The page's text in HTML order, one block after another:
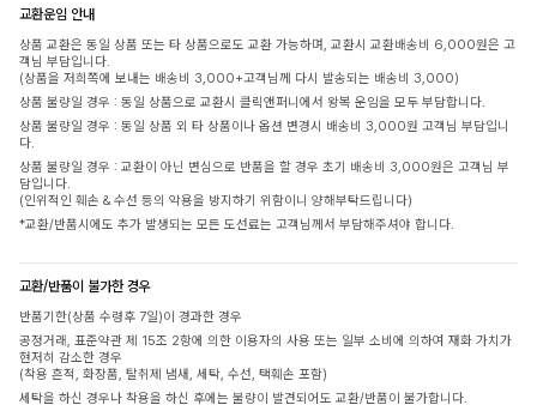
교환운임 안내
상품 교환은 동일 상품 또는 타 상품으로도 교환 가능하며, 교환시 교환배송비 6,000원은 고
객님 부담입니다.
(상품을 저희쪽에 보내는 배송비 3,000+고객님께 다시 발송되는 배송비 3,000)
상품 불량일 경우 : 동일 상품으로 교환시 클릭앤퍼니에서 왕복 운임을 모두 부담합니다.
상품 불량일 경우 : 동일 상품 외 타 상품이나 옵션 변경시 배송비 3,000원 고객님 부담입니
다.
상품 불량일 경우 : 교환이 아닌 변심으로 반품을 할 경우 초기 배송비 3,000원은 고객님 부
담입니다.
(인위적인 훼손 & 수선 등의 악용을 방지하기 위함이니 양해부탁드립니다)
*교환/반품시에도 추가 발생되는 모든 도선료는 고객님께서 부담해주셔야 합니다.
교환/반품이 불가한 경우
반품기한(상품 수령후 7일)이 경과한 경우
공정거래, 표준약관 제 15조 2항에 의한 이용자의 사용 또는 일부 소비에 의하여 재화 가치가
현저히 감소한 경우
(착용 흔적, 화장품, 탈취제 냄새, 세탁, 수선, 택훼손 포함)
세탁을 하신 경우나 착용을 하신 후에는 불량이 발견되어도 교환/반품이 불가합니다.